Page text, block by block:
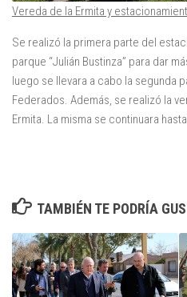
Vereda de la Ermita y
Se realizó la primera parte del
parque “Julián Bustinza” para dar
luego se llevara a cabo la segunda
Federados. Además, se realizó la
Ermita. La misma se continuara
TAMBIÉN TE PODRÍA